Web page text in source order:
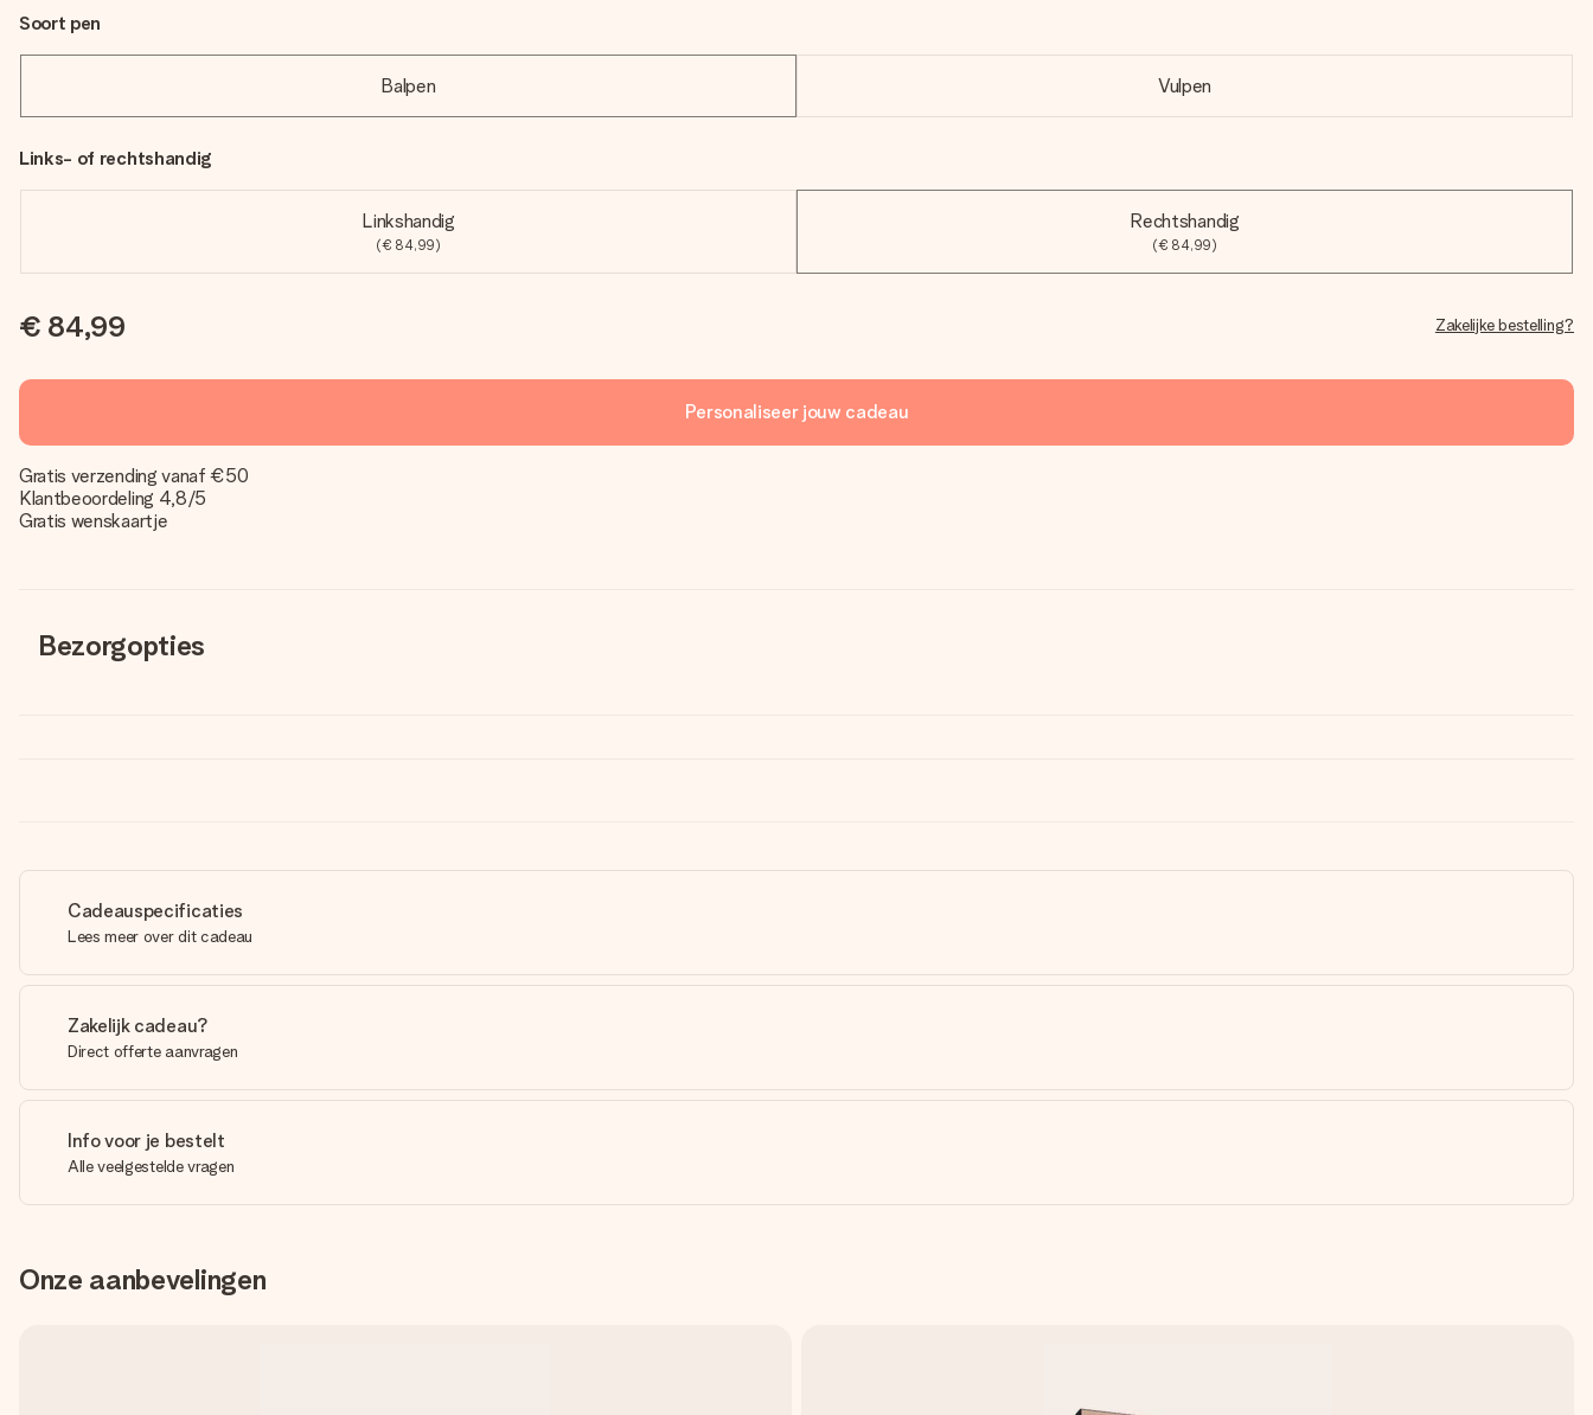
Soort pen
Balpen Vulpen
Links- of rechtshandig
Linkshandig
(€ 84,99)
Rechtshandig
(€ 84,99)
€ 84,99 Zakelijke bestelling?
Personaliseer jouw cadeau
Gratis verzending vanaf €50
Klantbeoordeling 4,8/5
Gratis wenskaartje
Bezorgopties
Cadeauspecificaties
Lees meer over dit cadeau
Zakelijk cadeau?
Direct offerte aanvragen
Info voor je bestelt
Alle veelgestelde vragen
Onze aanbevelingen